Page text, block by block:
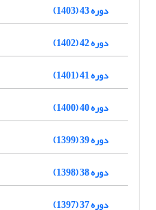
دوره 43 (1403)
دوره 42 (1402)
دوره 41 (1401)
دوره 40 (1400)
دوره 39 (1399)
دوره 38 (1398)
دوره 37 (1397)